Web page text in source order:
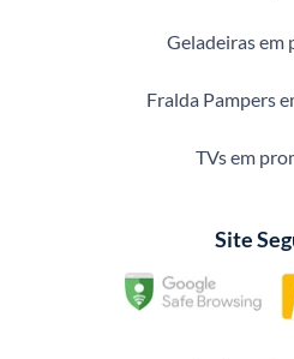
Geladeiras em
Fralda Pampers
TVs em
Site